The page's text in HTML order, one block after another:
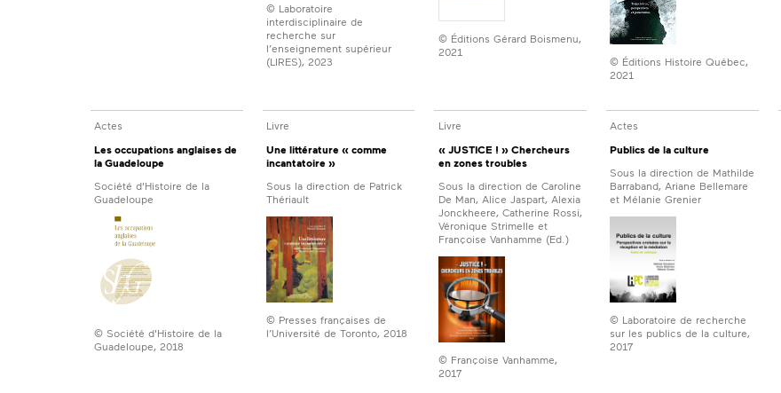
© Laboratoire
interdisciplinaire de
recherche sur
l’enseignement supérieur
(LIRES), 2023
© Éditions Gérard Boismenu,
2021
© Éditions Histoire Québec,
2021
Actes
Les occupations anglaises de
la Guadeloupe
Société d'Histoire de la
Guadeloupe
© Société d'Histoire de la
Guadeloupe, 2018
Livre
Une littérature « comme
incantatoire »
Sous la direction de Patrick
Thériault
© Presses françaises de
l’Université de Toronto, 2018
Livre
« JUSTICE ! » Chercheurs
en zones troubles
Sous la direction de Caroline
De Man, Alice Jaspart, Alexia
Jonckheere, Catherine Rossi,
Véronique Strimelle et
Françoise Vanhamme (Ed.)
© Françoise Vanhamme,
2017
Actes
Publics de la culture
Sous la direction de Mathilde
Barraband, Ariane Bellemare
et Mélanie Grenier
© Laboratoire de recherche
sur les publics de la culture,
2017